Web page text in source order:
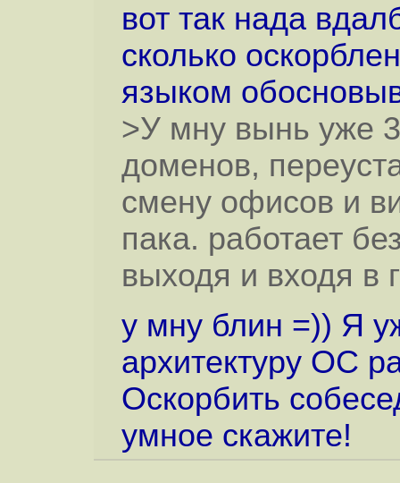
вот так нада
сколько
языком
>У мну вынь уже
доменов,
смену офисов и
пака. работает
выходя и входя в
у мну блин =)) Я
архитектуру ОС
Оскорбить
умное скажите!